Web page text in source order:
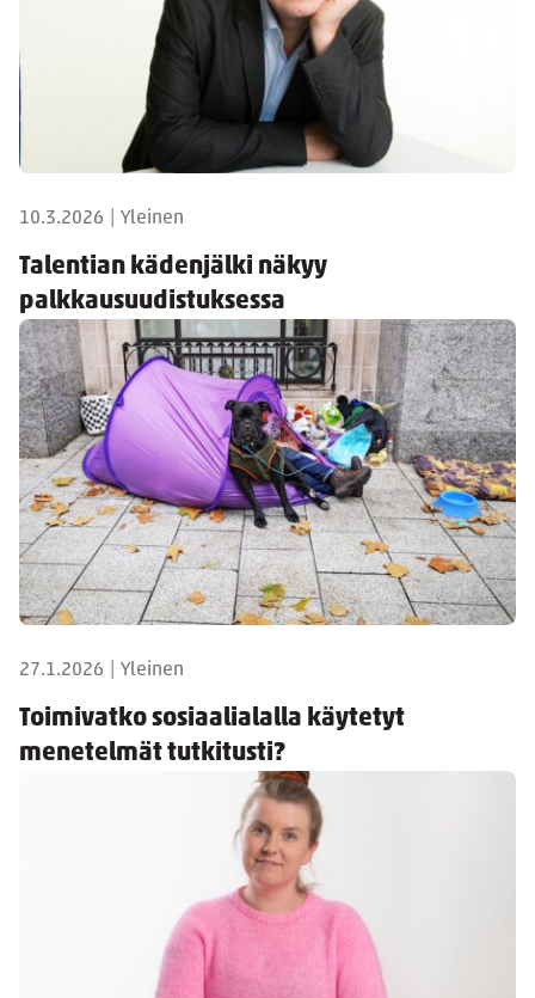
10.3.2026 Yleinen
Talentian kädenjälki näkyy
palkkausuudistuksessa
27.1.2026 Yleinen
Toimivatko sosiaalialalla käytetyt
menetelmät tutkitusti?